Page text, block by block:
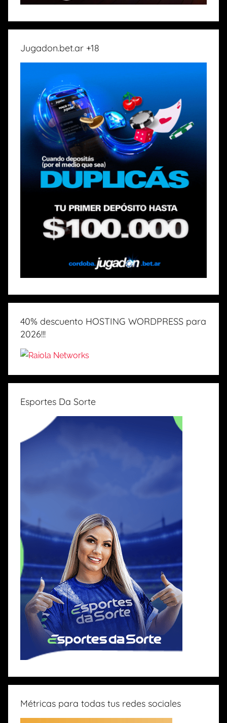
Jugadon.bet.ar +18
40% descuento HOSTING WORDPRESS para
2026!!!
Esportes Da Sorte
Métricas para todas tus redes sociales